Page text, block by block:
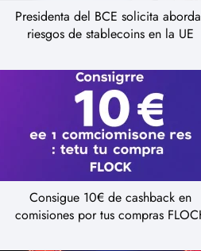
Presidenta del BCE solicita
riesgos de stablecoins en la UE
Consigue 10€ de cashback en
comisiones por tus compras